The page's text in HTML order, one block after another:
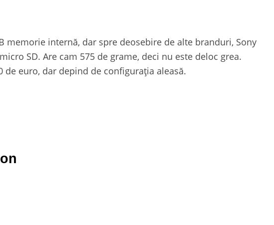
memorie internă, dar spre deosebire de alte branduri, Sony
SD. Are cam 575 de grame, deci nu este deloc grea.
de euro, dar depind de configurația aleasă.